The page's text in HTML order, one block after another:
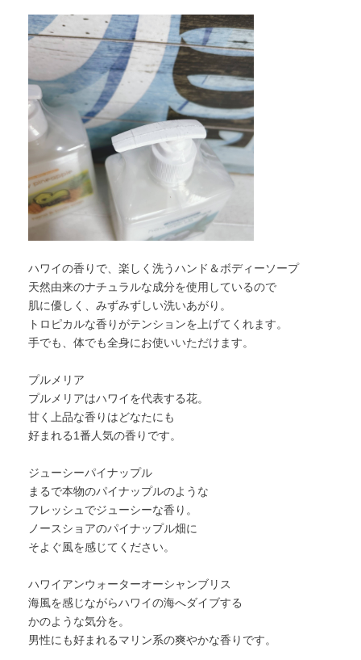
ハワイの香りで、楽しく洗うハンド＆ボディーソープ
天然由来のナチュラルな成分を使用しているので
肌に優しく、みずみずしい洗いあがり。
トロピカルな香りがテンションを上げてくれます。
手でも、体でも全身にお使いいただけます。
プルメリア
プルメリアはハワイを代表する花。
甘く上品な香りはどなたにも
好まれる1番人気の香りです。
ジューシーパイナップル
まるで本物のパイナップルのような
フレッシュでジューシーな香り。
ノースショアのパイナップル畑に
そよぐ風を感じてください。
ハワイアンウォーターオーシャンブリス
海風を感じながらハワイの海へダイブする
かのような気分を。
男性にも好まれるマリン系の爽やかな香りです。